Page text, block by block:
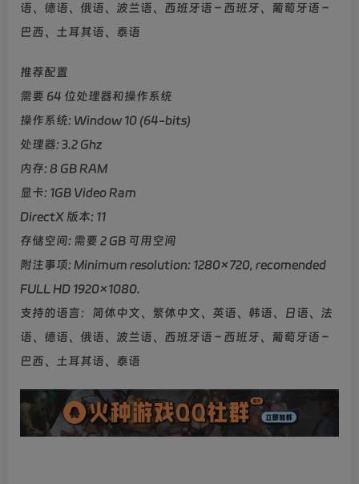
语、德语、俄语、波兰语、西班牙语 – 西班牙、葡萄牙语 –
巴西、土耳其语、泰语
推荐配置
需要 64 位处理器和操作系统
操作系统: Window 10 (64-bits)
处理器: 3.2 Ghz
内存: 8 GB RAM
显卡: 1GB Video Ram
DirectX 版本: 11
存储空间: 需要 2 GB 可用空间
附注事项: Minimum resolution: 1280×720, recomended
FULL HD 1920×1080.
支持的语言：简体中文、繁体中文、英语、韩语、日语、法
语、德语、俄语、波兰语、西班牙语 – 西班牙、葡萄牙语 –
巴西、土耳其语、泰语